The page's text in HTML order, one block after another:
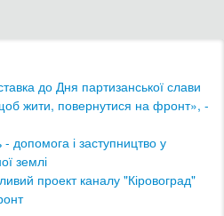
до Дня партизанської слави
жити, повернутися на фронт», -
допомога і заступництво у
землі
проект каналу "Кіровоград"